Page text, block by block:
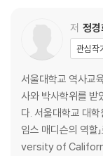
저 정경
관심작
서울대학교 역사교
사와 박사학위를 받
다. 서울대학교 대학
임스 매디슨의 역할
versity of